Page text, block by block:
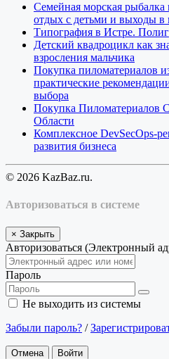
Семейная морская
отдых с детьми и выходы в
Типография в Истре.
Детский квадроцикл как
взросления мальчика
Покупка пиломатериалов
практические
выбора
Покупка Пиломатериалов
Области
Комплексное DevSecOps-
развития бизнеса
© 2026 KazBaz.ru.
Авторизоваться в системе
× Закрыть
Авторизоваться (Электронный
Пароль
Не выходить из системы
Забыли пароль? /
Отмена Войти